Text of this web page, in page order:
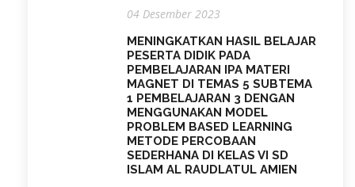
04 Desember 2023
MENINGKATKAN HASIL BELAJAR
PESERTA DIDIK PADA
PEMBELAJARAN IPA MATERI
MAGNET DI TEMAS 5 SUBTEMA
1 PEMBELAJARAN 3 DENGAN
MENGGUNAKAN MODEL
PROBLEM BASED LEARNING
METODE PERCOBAAN
SEDERHANA DI KELAS VI SD
ISLAM AL RAUDLATUL AMIEN